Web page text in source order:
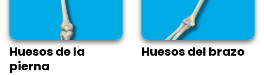
Huesos de la
pierna
Huesos del brazo